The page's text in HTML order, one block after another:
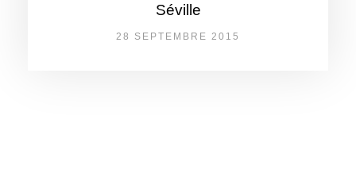
Séville
28 SEPTEMBRE 2015